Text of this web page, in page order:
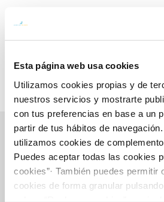
Esta página web usa cookies
Utilizamos cookies propias y de
nuestros servicios y mostrarte
con tus preferencias en base a un
partir de tus hábitos de
utilizamos cookies de
Puedes aceptar todas las cookies
cookies”· También puedes permitir
cookies de forma granular
Gestiones Online